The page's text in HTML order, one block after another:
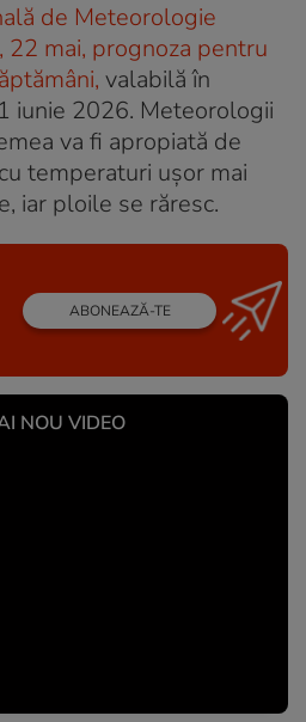
de Meteorologie
22 mai, prognoza pentru
valabilă în
iunie 2026. Meteorologii
va fi apropiată de
temperaturi ușor mai
iar ploile se răresc.
ABONEAZĂ-TE
NOU VIDEO